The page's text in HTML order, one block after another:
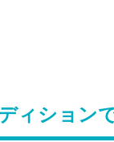
ィション